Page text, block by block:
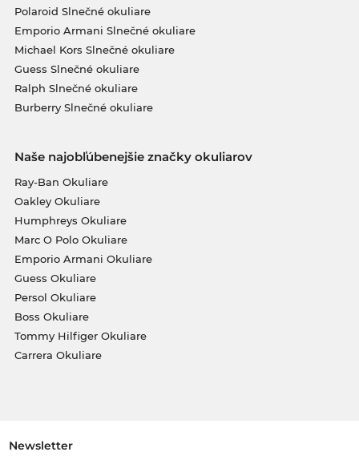
Polaroid Slnečné okuliare
Emporio Armani Slnečné okuliare
Michael Kors Slnečné okuliare
Guess Slnečné okuliare
Ralph Slnečné okuliare
Burberry Slnečné okuliare
Naše najobľúbenejšie značky okuliarov
Ray-Ban Okuliare
Oakley Okuliare
Humphreys Okuliare
Marc O Polo Okuliare
Emporio Armani Okuliare
Guess Okuliare
Persol Okuliare
Boss Okuliare
Tommy Hilfiger Okuliare
Carrera Okuliare
Newsletter